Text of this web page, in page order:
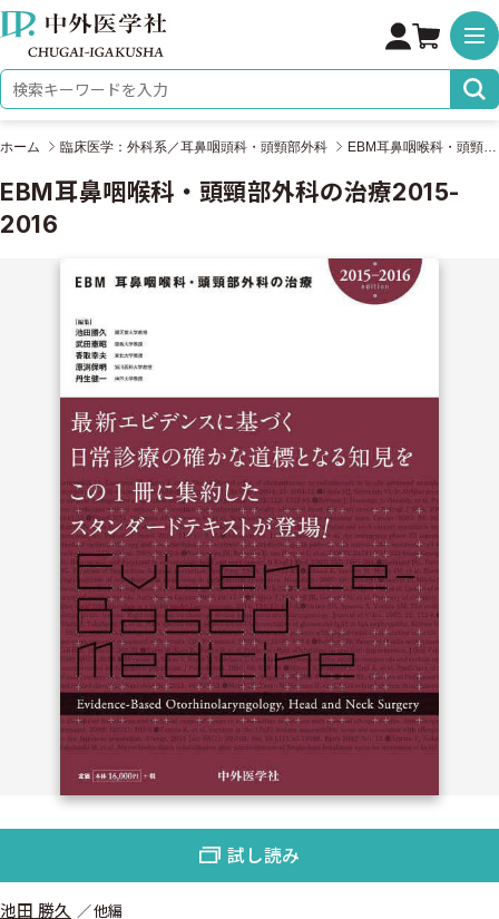
株式会社 中外医学社
検索キーワード
ホーム 臨床医学：外科系／耳鼻咽頭科・頭頸部外科
EBM耳鼻咽喉科・頭頸部外科の治療2015-
2016
池田 勝久 他編
試し読み